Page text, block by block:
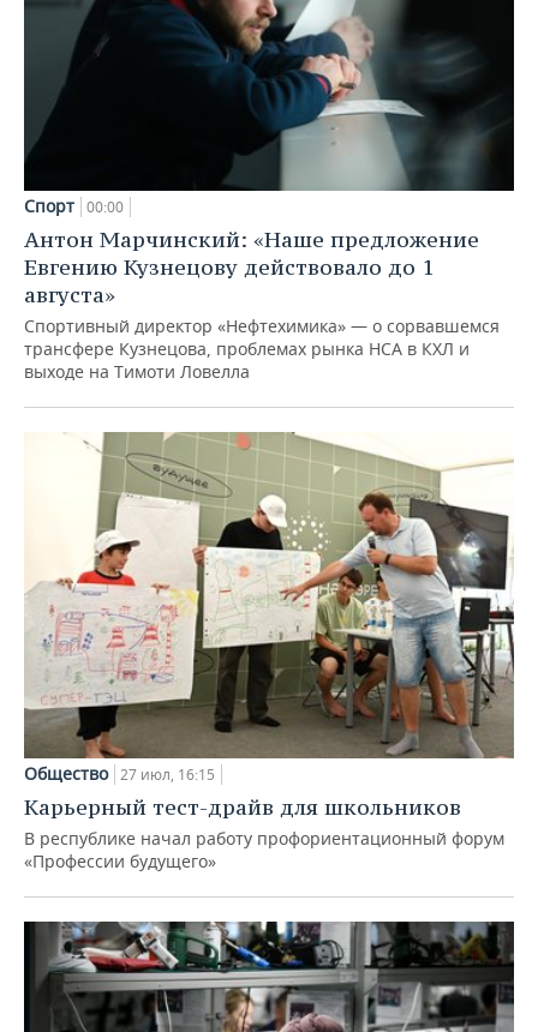
Спорт 00:00
Антон Марчинский: «Наше предложение
Евгению Кузнецову действовало до 1
августа»
Спортивный директор «Нефтехимика» — о сорвавшемся
трансфере Кузнецова, проблемах рынка НСА в КХЛ и
выходе на Тимоти Ловелла
Общество 27 июл, 16:15
Карьерный тест-драйв для школьников
В республике начал работу профориентационный форум
«Профессии будущего»